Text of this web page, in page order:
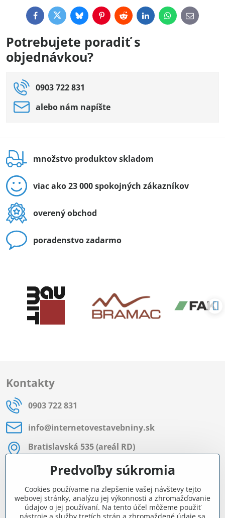
FacebookTwitterBlueskyPinterestRedditLinkedInWhatsApp
E-
mail
Potrebujete poradiť s
objednávkou?
0903 722 831
alebo nám napíšte
množstvo produktov skladom
viac ako 23 000 spokojných zákazníkov
overený obchod
poradenstvo zadarmo
Kontakty
0903 722 831
info​@internetovestavebniny​.sk
Bratislavská 535 (areál RD)
Most pri Bratislave
Pon - Pia 8:00 - 11:30 a 12:15 - 15:30
Facebook
Predvoľby súkromia
Cookies používame na zlepšenie vašej návštevy tejto
webovej stránky, analýzu jej výkonnosti a zhromažďovanie
údajov o jej používaní. Na tento účel môžeme použiť